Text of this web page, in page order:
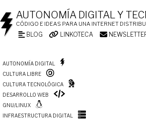
AUTONOMÍA DIGITAL Y
CÓDIGO E IDEAS PARA UNA INTERNET
BLOG LINKOTECA
AUTONOMÍA DIGITAL
CULTURA LIBRE
CULTURA TECNOLÓGICA
DESARROLLO WEB
GNU/LINUX
INFRAESTRUCTURA DIGITAL